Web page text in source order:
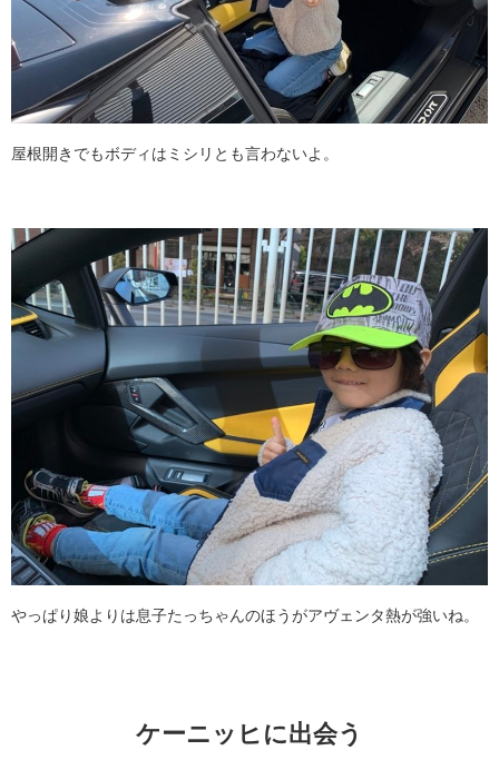
屋根開きでもボディはミシリとも言わないよ。
やっぱり娘よりは息子たっちゃんのほうがアヴェンタ熱が強いね。
ケーニッヒに出会う